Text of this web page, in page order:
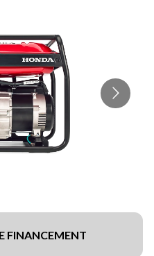
FINANCEMENT